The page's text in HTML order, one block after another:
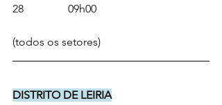
28		09h00
(todos os setores)
DISTRITO DE LEIRIA